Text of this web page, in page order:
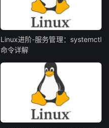
Linux进阶-服务管理：systemctl
命令详解